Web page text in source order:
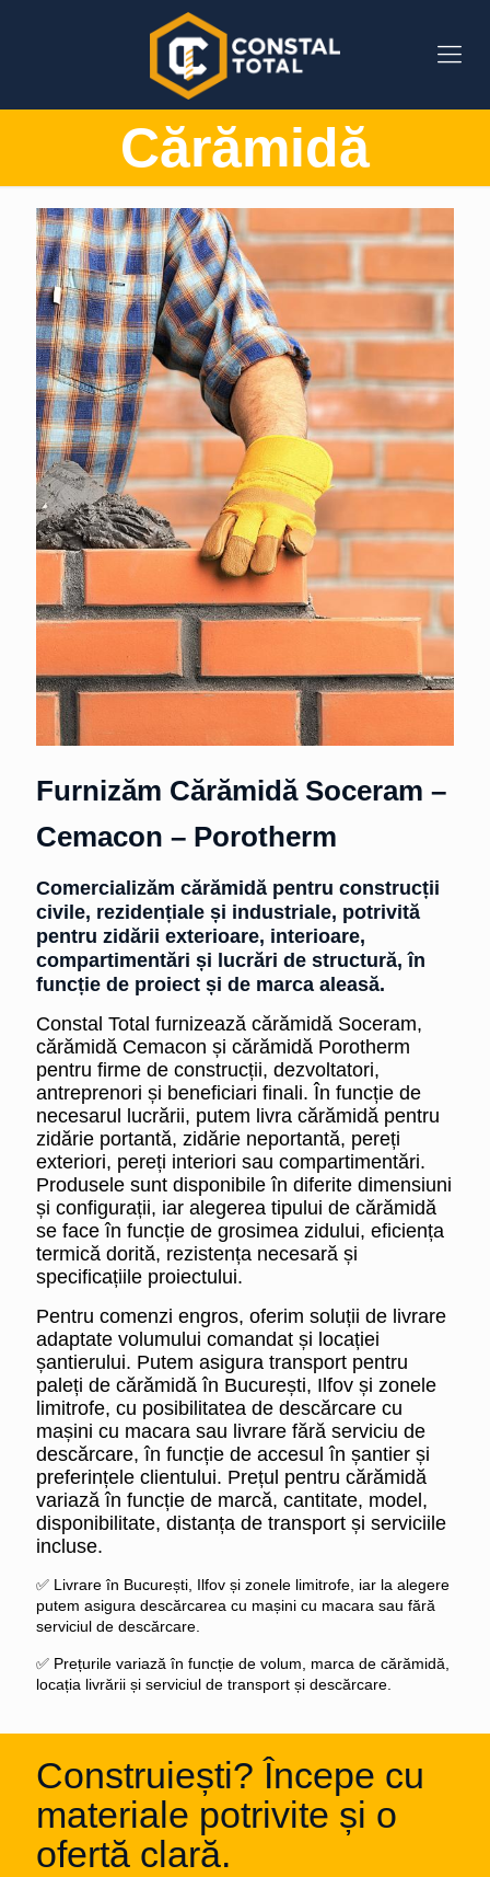
Cărămidă
Furnizăm Cărămidă Soceram –
Cemacon – Porotherm
Comercializăm cărămidă pentru construcții
civile, rezidențiale și industriale, potrivită
pentru zidării exterioare, interioare,
compartimentări și lucrări de structură, în
funcție de proiect și de marca aleasă.
Constal Total furnizează cărămidă Soceram,
cărămidă Cemacon și cărămidă Porotherm
pentru firme de construcții, dezvoltatori,
antreprenori și beneficiari finali. În funcție de
necesarul lucrării, putem livra cărămidă pentru
zidărie portantă, zidărie neportantă, pereți
exteriori, pereți interiori sau compartimentări.
Produsele sunt disponibile în diferite dimensiuni
și configurații, iar alegerea tipului de cărămidă
se face în funcție de grosimea zidului, eficiența
termică dorită, rezistența necesară și
specificațiile proiectului.
Pentru comenzi engros, oferim soluții de livrare
adaptate volumului comandat și locației
șantierului. Putem asigura transport pentru
paleți de cărămidă în București, Ilfov și zonele
limitrofe, cu posibilitatea de descărcare cu
mașini cu macara sau livrare fără serviciu de
descărcare, în funcție de accesul în șantier și
preferințele clientului. Prețul pentru cărămidă
variază în funcție de marcă, cantitate, model,
disponibilitate, distanța de transport și serviciile
incluse.
✅ Livrare în București, Ilfov și zonele limitrofe, iar la alegere
putem asigura descărcarea cu mașini cu macara sau fără
serviciul de descărcare.
✅ Prețurile variază în funcție de volum, marca de cărămidă,
locația livrării și serviciul de transport și descărcare.
Construiești? Începe cu
materiale potrivite și o
ofertă clară.